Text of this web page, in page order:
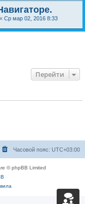
« Ср мар 02, 2016 8:33
Перейти
Часовой пояс: UTC+03:00
© phpBB Limited